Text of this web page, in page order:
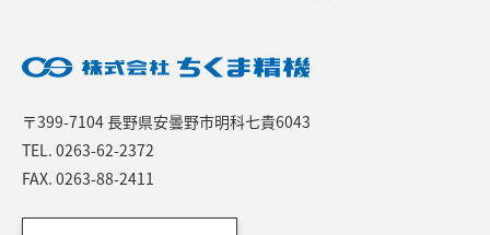
〒399-7104 長野県安曇野市明科七貴6043
TEL. 0263-62-2372
FAX. 0263-88-2411